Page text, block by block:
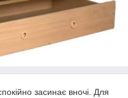
засинає вночі. Для